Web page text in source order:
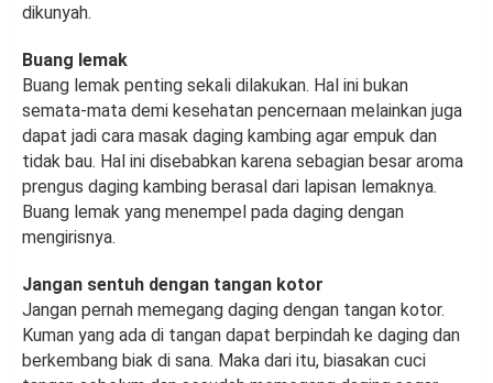
dikunyah.
Buang lemak
Buang lemak penting sekali dilakukan. Hal ini bukan
semata-mata demi kesehatan pencernaan melainkan juga
dapat jadi cara masak daging kambing agar empuk dan
tidak bau. Hal ini disebabkan karena sebagian besar aroma
prengus daging kambing berasal dari lapisan lemaknya.
Buang lemak yang menempel pada daging dengan
mengirisnya.
Jangan sentuh dengan tangan kotor
Jangan pernah memegang daging dengan tangan kotor.
Kuman yang ada di tangan dapat berpindah ke daging dan
berkembang biak di sana. Maka dari itu, biasakan cuci